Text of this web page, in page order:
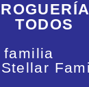
TODOS
familia